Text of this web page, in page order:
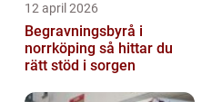
12 april 2026
Begravningsbyrå i
norrköping så hittar du
rätt stöd i sorgen